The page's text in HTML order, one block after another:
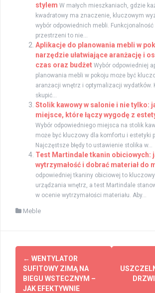
stylem W małych mieszkaniach, gdzie
kwadratowy ma znaczenie, kluczowym
wybór odpowiednich mebli.
przestrzeni to nie...
Aplikacje do planowania mebli w
narzędzie ułatwiające aranżację i
czas oraz budżet Wybór odpowiedniej
planowania mebli w pokoju może być
aranżacji wnętrz i optymalizacji wydatków.
skupić...
Stolik kawowy w salonie i nie tylko:
miejsce, które łączy wygodę z
Wybór odpowiedniego miejsca na stolik
może być kluczowy dla komfortu i estetyki
Najczęstsze błędy to ustawienie stolika w...
Test Martindale tkanin obiciowych:
wytrzymałość i dobrać materiał do
odpowiedniej tkaniny obiciowej to
urządzania wnętrz, a test Martindale
w ocenie wytrzymałości materiału. Aby...
Meble
Zobacz
wpisy
← WENTYLATOR
SUFITOWY ZIMĄ NA
BIEGU WSTECZNYM –
JAK EFEKTYWNIE